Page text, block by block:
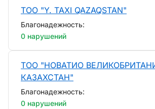
ТОО "Y. TAXI QAZAQSTAN"
Благонадежность:
0 нарушений
ТОО "НОВАТИО
КАЗАХСТАН"
Благонадежность:
0 нарушений